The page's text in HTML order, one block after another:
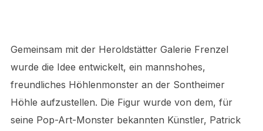
Gemeinsam mit der Heroldstätter Galerie Frenzel
wurde die Idee entwickelt, ein mannshohes,
freundliches Höhlenmonster an der Sontheimer
Höhle aufzustellen. Die Figur wurde von dem, für
seine Pop-Art-Monster bekannten Künstler, Patrick